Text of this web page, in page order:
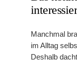
Manchmal
im Alltag
Deshalb